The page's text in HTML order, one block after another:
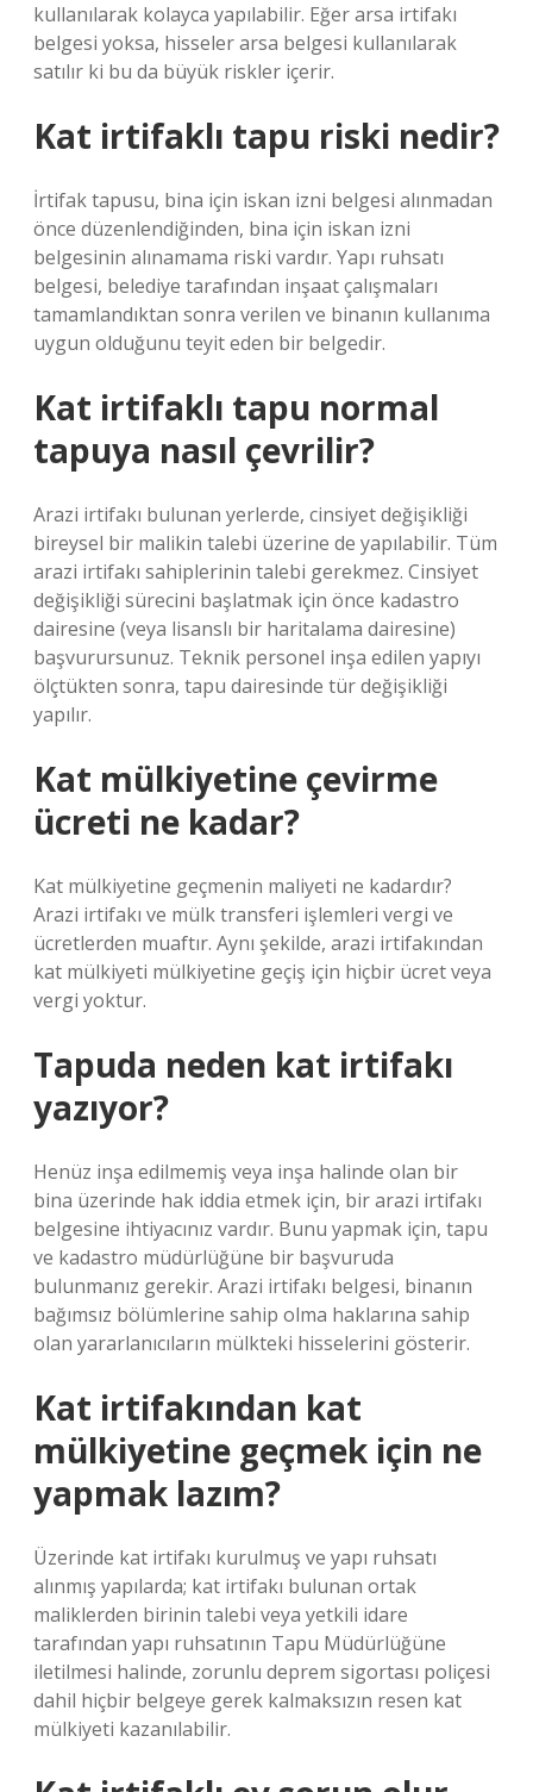
kullanılarak kolayca yapılabilir. Eğer arsa irtifakı
belgesi yoksa, hisseler arsa belgesi kullanılarak
satılır ki bu da büyük riskler içerir.
Kat irtifaklı tapu riski nedir?
İrtifak tapusu, bina için iskan izni belgesi alınmadan
önce düzenlendiğinden, bina için iskan izni
belgesinin alınamama riski vardır. Yapı ruhsatı
belgesi, belediye tarafından inşaat çalışmaları
tamamlandıktan sonra verilen ve binanın kullanıma
uygun olduğunu teyit eden bir belgedir.
Kat irtifaklı tapu normal
tapuya nasıl çevrilir?
Arazi irtifakı bulunan yerlerde, cinsiyet değişikliği
bireysel bir malikin talebi üzerine de yapılabilir. Tüm
arazi irtifakı sahiplerinin talebi gerekmez. Cinsiyet
değişikliği sürecini başlatmak için önce kadastro
dairesine (veya lisanslı bir haritalama dairesine)
başvurursunuz. Teknik personel inşa edilen yapıyı
ölçtükten sonra, tapu dairesinde tür değişikliği
yapılır.
Kat mülkiyetine çevirme
ücreti ne kadar?
Kat mülkiyetine geçmenin maliyeti ne kadardır?
Arazi irtifakı ve mülk transferi işlemleri vergi ve
ücretlerden muaftır. Aynı şekilde, arazi irtifakından
kat mülkiyeti mülkiyetine geçiş için hiçbir ücret veya
vergi yoktur.
Tapuda neden kat irtifakı
yazıyor?
Henüz inşa edilmemiş veya inşa halinde olan bir
bina üzerinde hak iddia etmek için, bir arazi irtifakı
belgesine ihtiyacınız vardır. Bunu yapmak için, tapu
ve kadastro müdürlüğüne bir başvuruda
bulunmanız gerekir. Arazi irtifakı belgesi, binanın
bağımsız bölümlerine sahip olma haklarına sahip
olan yararlanıcıların mülkteki hisselerini gösterir.
Kat irtifakından kat
mülkiyetine geçmek için ne
yapmak lazım?
Üzerinde kat irtifakı kurulmuş ve yapı ruhsatı
alınmış yapılarda; kat irtifakı bulunan ortak
maliklerden birinin talebi veya yetkili idare
tarafından yapı ruhsatının Tapu Müdürlüğüne
iletilmesi halinde, zorunlu deprem sigortası poliçesi
dahil hiçbir belgeye gerek kalmaksızın resen kat
mülkiyeti kazanılabilir.